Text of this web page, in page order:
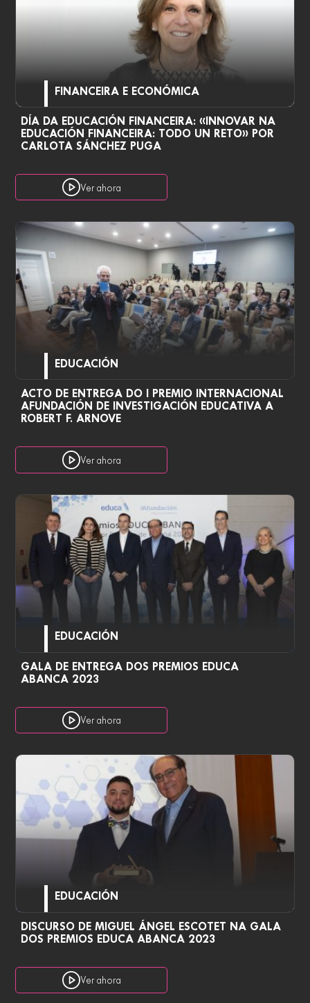
FINANCEIRA E ECONÓMICA
DÍA DA EDUCACIÓN FINANCEIRA: «INNOVAR NA
EDUCACIÓN FINANCEIRA: TODO UN RETO» POR
CARLOTA SÁNCHEZ PUGA
Ver ahora
EDUCACIÓN
ACTO DE ENTREGA DO I PREMIO INTERNACIONAL
AFUNDACIÓN DE INVESTIGACIÓN EDUCATIVA A
ROBERT F. ARNOVE
Ver ahora
EDUCACIÓN
GALA DE ENTREGA DOS PREMIOS EDUCA
ABANCA 2023
Ver ahora
EDUCACIÓN
DISCURSO DE MIGUEL ÁNGEL ESCOTET NA GALA
DOS PREMIOS EDUCA ABANCA 2023
Ver ahora